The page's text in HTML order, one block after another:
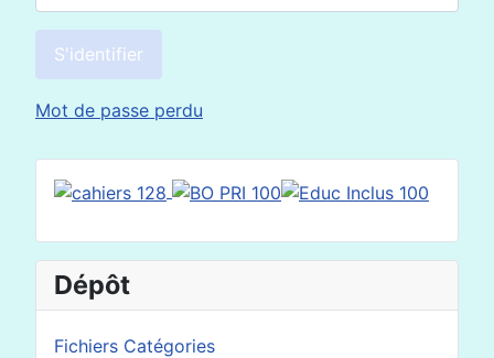
S'identifier
Mot de passe perdu
Dépôt
Fichiers Catégories